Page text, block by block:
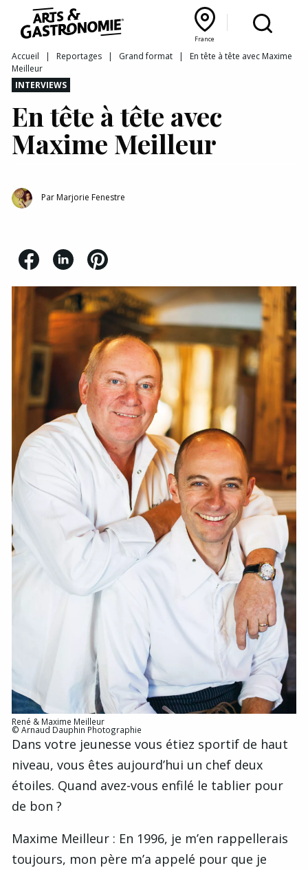
France
Recettes
Reportages
Actualités
Interviews
Bourgogne Franche‑Comté
France
Lyon Rhône‑Alpes
Accueil | Reportages | Grand format | En tête à tête avec Maxime
Meilleur
INTERVIEWS
En tête à tête avec
Maxime Meilleur
ParMarjorie Fenestre
René & Maxime Meilleur
© Arnaud Dauphin Photographie
Dans votre jeunesse vous étiez sportif de haut
niveau, vous êtes aujourd’hui un chef deux
étoiles. Quand avez-vous enfilé le tablier pour
de bon ?
Maxime Meilleur : En 1996, je m’en rappellerais
toujours, mon père m’a appelé pour que je